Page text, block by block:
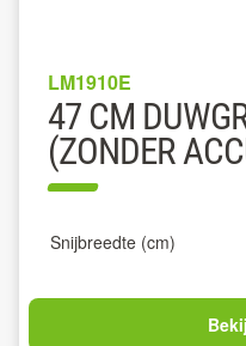
LM1910E
47 CM
(ZONDER
Snijbreedte (cm)